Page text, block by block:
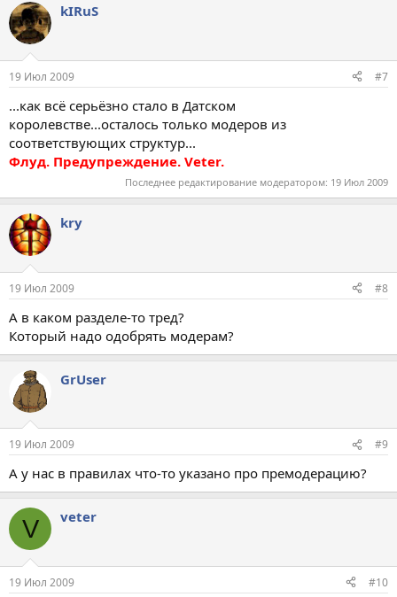
kIRuS
19 Июл 2009 #7
...как всё серьёзно стало в Датском
королевстве...осталось только модеров из
соответствующих структур...
Флуд. Предупреждение. Veter.
Последнее редактирование модератором: 19 Июл 2009
kry
19 Июл 2009 #8
А в каком разделе-то тред?
Который надо одобрять модерам?
GrUser
19 Июл 2009 #9
А у нас в правилах что-то указано про премодерацию?
V veter
19 Июл 2009 #10